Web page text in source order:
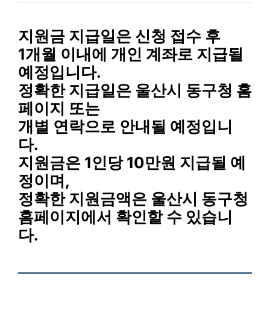
지원금 지급일은 신청 접수 후
1개월 이내에 개인 계좌로 지급될
예정입니다.
정확한 지급일은 울산시 동구청 홈
페이지 또는
개별 연락으로 안내될 예정입니
다.
지원금은 1인당 10만원 지급될 예
정이며,
정확한 지원금액은 울산시 동구청
홈페이지에서 확인할 수 있습니
다.